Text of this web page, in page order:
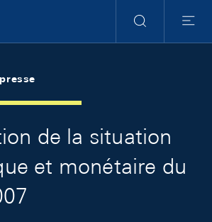
RechercheMenu
de la situation
et monétaire du